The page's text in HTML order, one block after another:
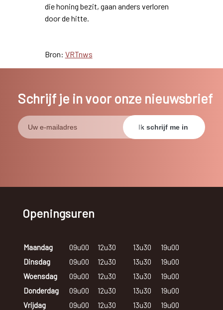
die honing bezit, gaan anders verloren
door de hitte.
Bron: VRTnws
Schrijf je in voor onze nieuwsbrief
Openingsuren
Maandag 09u00 12u30 13u30
19u00
Dinsdag
09u00 12u30 13u30
19u00
Woensdag
09u00 12u30 13u30
19u00
Donderdag
09u00 12u30 13u30
19u00
Vrijdag
09u00 12u30 13u30
19u00